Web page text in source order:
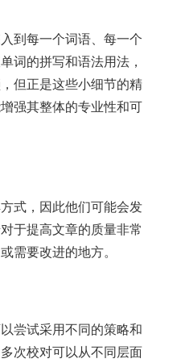
到每一个词语、每一个
词的拼写和语法用法，
但正是这些小细节的精
强其整体的专业性和可
式，因此他们可能会发
于提高文章的质量非常
需要改进的地方。
尝试采用不同的策略和
次校对可以从不同层面